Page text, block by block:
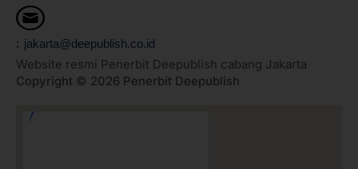
: jakarta@deepublish.co.id
Website resmi Penerbit Deepublish cabang Jakarta
Copyright © 2026 Penerbit Deepublish